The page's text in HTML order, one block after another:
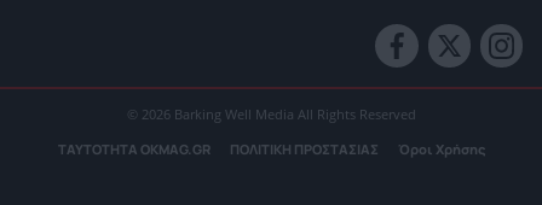
© 2026 Barking Well Media All Rights Reserved
ΤΑΥΤΟΤΗΤΑ OKMAG.GR ΠΟΛΙΤΙΚΗ ΠΡΟΣΤΑΣΙΑΣ Όροι Χρήσης